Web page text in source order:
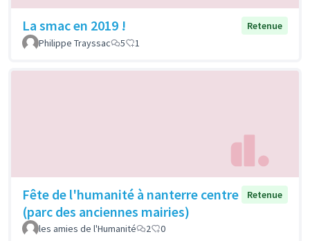
La smac en 2019 !
Retenue
Philippe Trayssac
5 1
Fête de l'humanité à nanterre centre
(parc des anciennes mairies)
Retenue
les amies de l'Humanité 2 0